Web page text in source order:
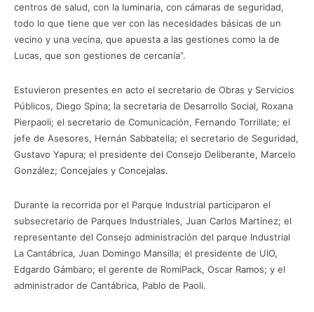
centros de salud, con la luminaria, con cámaras de seguridad,
todo lo que tiene que ver con las necesidades básicas de un
vecino y una vecina, que apuesta a las gestiones como la de
Lucas, que son gestiones de cercanía”.
Estuvieron presentes en acto el secretario de Obras y Servicios
Públicos, Diego Spina; la secretaria de Desarrollo Social, Roxana
Pierpaoli; el secretario de Comunicación, Fernando Torrillate; el
jefe de Asesores, Hernán Sabbatella; el secretario de Seguridad,
Gustavo Yapura; el presidente del Consejo Deliberante, Marcelo
González; Concejales y Concejalas.
Durante la recorrida por el Parque Industrial participaron el
subsecretario de Parques Industriales, Juan Carlos Martínez; el
representante del Consejo administración del parque Industrial
La Cantábrica, Juan Domingo Mansilla; el presidente de UIO,
Edgardo Gámbaro; el gerente de RomiPack, Oscar Ramos; y el
administrador de Cantábrica, Pablo de Paoli.